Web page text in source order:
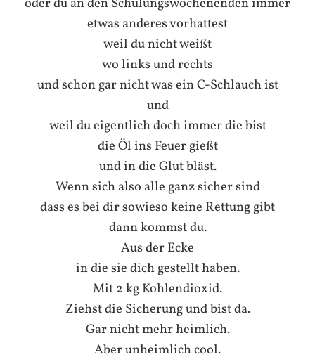
oder du an den Schulungswochenenden immer
etwas anderes vorhattest
weil du nicht weißt
wo links und rechts
und schon gar nicht was ein C-Schlauch ist
und
weil du eigentlich doch immer die bist
die Öl ins Feuer gießt
und in die Glut bläst.
Wenn sich also alle ganz sicher sind
dass es bei dir sowieso keine Rettung gibt
dann kommst du.
Aus der Ecke
in die sie dich gestellt haben.
Mit 2 kg Kohlendioxid.
Ziehst die Sicherung und bist da.
Gar nicht mehr heimlich.
Aber unheimlich cool.